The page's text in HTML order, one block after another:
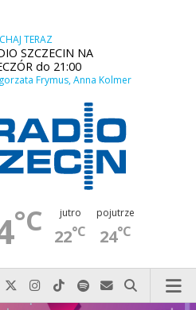
TERAZ
SZCZECIN NA
do 21:00
Frymus, Anna Kolmer
°C jutro
22°C
pojutrze
24°C
po prostu do nas zadzwoń
Odwiedź nas na Facebook-u
Odwiedź nas na X
Odwiedź nas na Instagram-ie
Odwiedź nas na TikTok-u
Szukaj nas na Spotify
Wyślij do nas
Szukaj